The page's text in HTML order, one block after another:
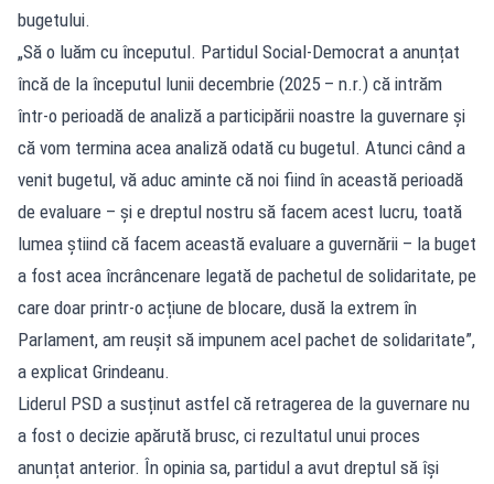
bugetului.
„Să o luăm cu începutul. Partidul Social-Democrat a anunțat
încă de la începutul lunii decembrie (2025 – n.r.) că intrăm
într-o perioadă de analiză a participării noastre la guvernare și
că vom termina acea analiză odată cu bugetul. Atunci când a
venit bugetul, vă aduc aminte că noi fiind în această perioadă
de evaluare – și e dreptul nostru să facem acest lucru, toată
lumea știind că facem această evaluare a guvernării – la buget
a fost acea încrâncenare legată de pachetul de solidaritate, pe
care doar printr-o acțiune de blocare, dusă la extrem în
Parlament, am reușit să impunem acel pachet de solidaritate”,
a explicat Grindeanu.
Liderul PSD a susținut astfel că retragerea de la guvernare nu
a fost o decizie apărută brusc, ci rezultatul unui proces
anunțat anterior. În opinia sa, partidul a avut dreptul să își